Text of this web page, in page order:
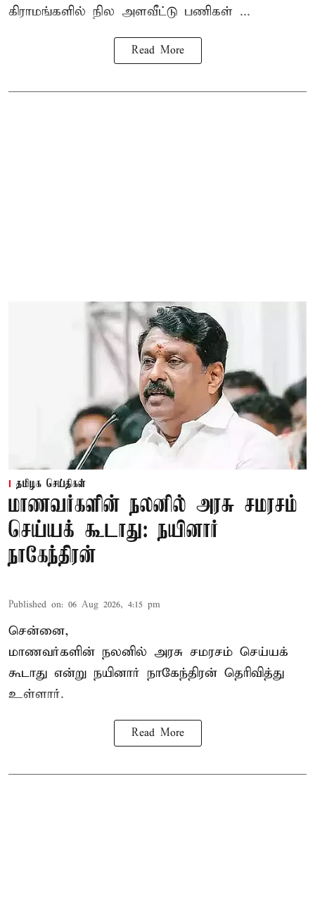
கிராமங்களில் நில அளவீட்டு பணிகள் ...
Read More
தமிழக செய்திகள்
மாணவர்களின் நலனில் அரசு சமரசம்
செய்யக் கூடாது: நயினார்
நாகேந்திரன்
Published on: 06 Aug 2026, 4:15 pm
சென்னை,
மாணவர்களின் நலனில் அரசு சமரசம் செய்யக்
கூடாது என்று நயினார் நாகேந்திரன் தெரிவித்து
உள்ளார்.
Read More